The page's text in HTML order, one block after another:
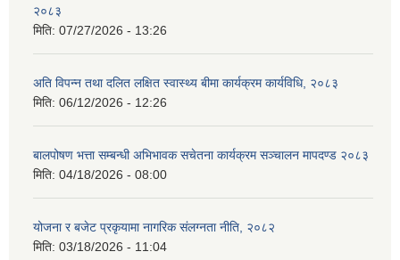
२०८३
मिति: 07/27/2026 - 13:26
अति विपन्न तथा दलित लक्षित स्वास्थ्य बीमा कार्यक्रम कार्यविधि, २०८३
मिति: 06/12/2026 - 12:26
बालपोषण भत्ता सम्बन्धी अभिभावक सचेतना कार्यक्रम सञ्चालन मापदण्ड २०८३
मिति: 04/18/2026 - 08:00
योजना र बजेट प्रकृयामा नागरिक संलग्नता नीति, २०८२
मिति: 03/18/2026 - 11:04